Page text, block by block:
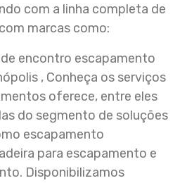
com a linha completa de
marcas como:
encontro escapamento
, Conheça os serviços
oferece, entre eles
do segmento de soluções
escapamento
para escapamento e
Disponibilizamos